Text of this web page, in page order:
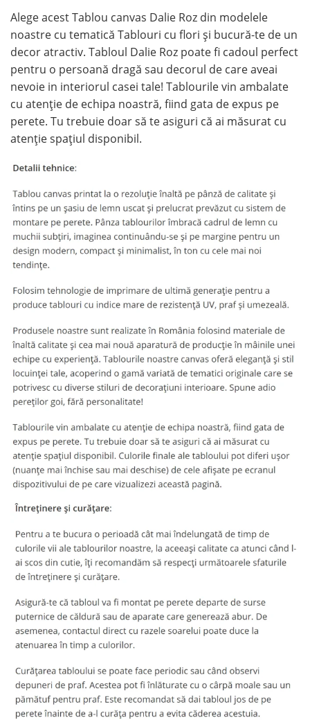
Alege acest Tablou canvas Dalie Roz din modelele
noastre cu tematică Tablouri cu flori și bucură-te de un
decor atractiv. Tabloul Dalie Roz poate fi cadoul perfect
pentru o persoană dragă sau decorul de care aveai
nevoie in interiorul casei tale! Tablourile vin ambalate
cu atenție de echipa noastră, fiind gata de expus pe
perete. Tu trebuie doar să te asiguri că ai măsurat cu
atenție spațiul disponibil.